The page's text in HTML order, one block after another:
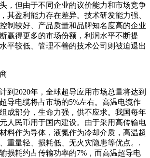
，但由于不同企业的议价能力和市场竞争
其盈利能力存在差异。技术研发能力强、
制较好、产品质量和品牌知名度高的企业
赢得更多的市场份额，利润水平不断提
平较低、管理不善的技术公司则被迫退出
到2020年，全球超导应用市场总量将达到
导电缆将占市场的5%左右。高温电缆作
成部分，生命力强，供不应求。我国每年
人民币用于国内建设。由于采用高传输电
料作为导体，液氮作为冷却介质，高温超
重量轻、损耗低、无火灾隐患等优点。.
损耗约占传输功率的7%，而高温超导电